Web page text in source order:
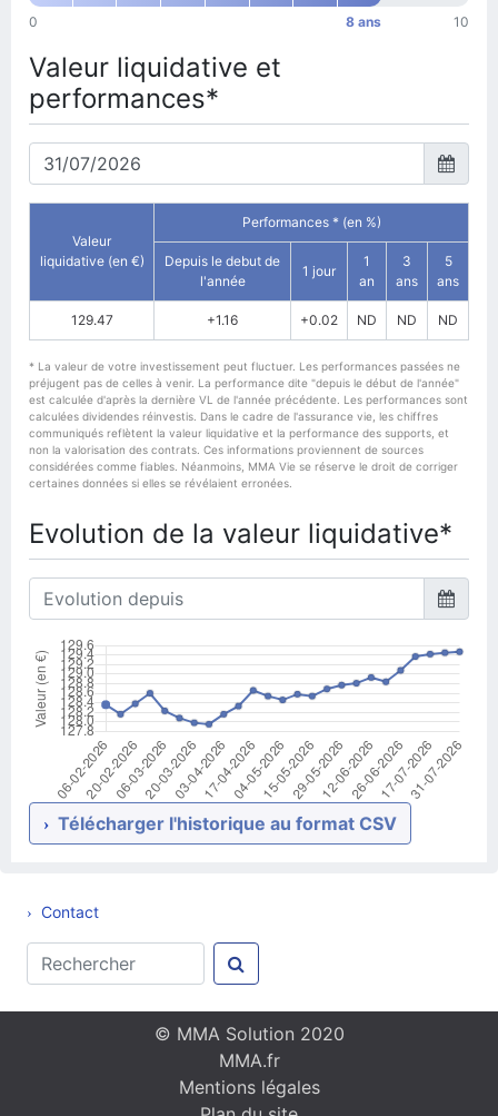
0 8 ans 10
Valeur liquidative et
performances*
Valeur
liquidative (en €)
Performances * (en %)
Depuis le debut de
l'année
1 jour
1
an
3
ans
5
ans
129.47 +1.16 +0.02 ND ND ND
* La valeur de votre investissement peut fluctuer. Les performances passées ne
préjugent pas de celles à venir. La performance dite "depuis le début de l'année"
est calculée d'après la dernière VL de l'année précédente. Les performances sont
calculées dividendes réinvestis. Dans le cadre de l'assurance vie, les chiffres
communiqués reflètent la valeur liquidative et la performance des supports, et
non la valorisation des contrats. Ces informations proviennent de sources
considérées comme fiables. Néanmoins, MMA Vie se réserve le droit de corriger
certaines données si elles se révélaient erronées.
Evolution de la valeur liquidative*
Télécharger l'historique au format CSV
Contact
© MMA Solution 2020
MMA.fr
Mentions légales